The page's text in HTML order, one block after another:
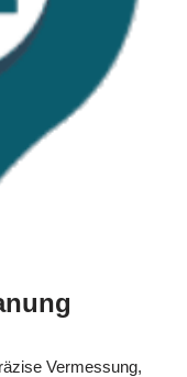
Vermessung,